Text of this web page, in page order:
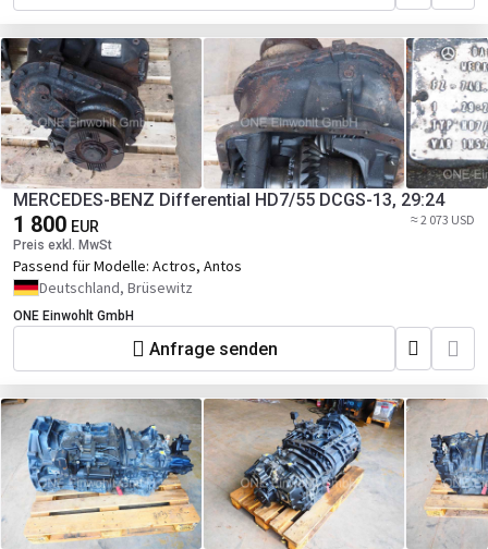
MERCEDES-BENZ Differential HD7/55 DCGS-13, 29:24
1 800 EUR
Preis exkl. MwSt
≈ 2 073 USD
Passend für Modelle: Actros, Antos
Deutschland, Brüsewitz
ONE Einwohlt GmbH
Anfrage senden